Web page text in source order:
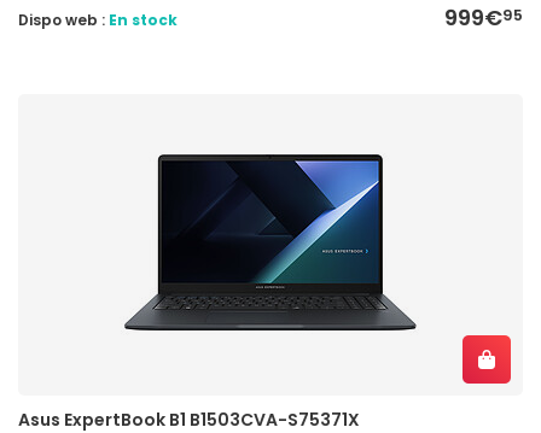
999€95
Dispo web : En stock
Asus ExpertBook B1 B1503CVA-S75371X